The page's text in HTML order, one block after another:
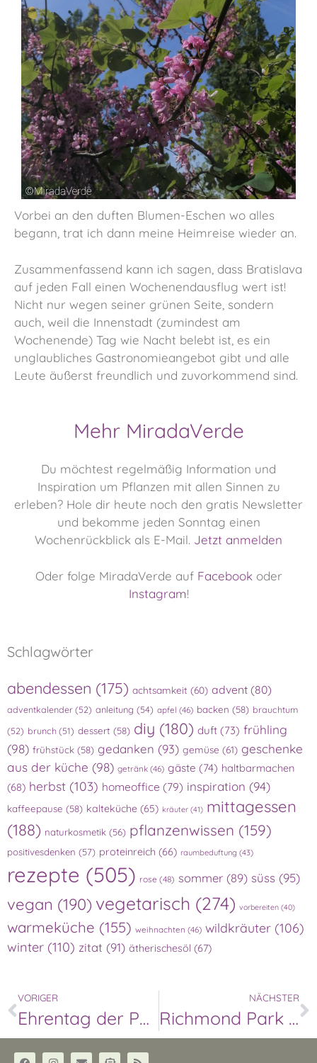
Vorbei an den duften Blumen-Eschen wo alles
begann, trat ich dann meine Heimreise wieder an.
Zusammenfassend kann ich sagen, dass Bratislava
auf jeden Fall einen Wochenendausflug wert ist!
Nicht nur wegen seiner grünen Seite, sondern
auch, weil die Innenstadt (zumindest am
Wochenende) Tag wie Nacht belebt ist, es ein
unglaubliches Gastronomieangebot gibt und alle
Leute äußerst freundlich und zuvorkommend sind.
Mehr MiradaVerde
Du möchtest regelmäßig Information und
Inspiration um Pflanzen mit allen Sinnen zu
erleben? Hole dir heute noch den gratis Newsletter
und bekomme jeden Sonntag einen
Wochenrückblick als E-Mail. Jetzt anmelden
Oder folge MiradaVerde auf Facebook oder
Instagram!
Schlagwörter
abendessen (175) achtsamkeit (60) advent (80)
adventkalender(52) anleitung (54) apfel (46) backen (58) brauchtum
(52) brunch(51) dessert (58) diy (180) duft (73) frühling
(98) frühstück (58) gedanken (93) gemüse (61) geschenke
aus der küche (98) getränk (46) gäste (74) haltbarmachen
(68) herbst (103) homeoffice (79) inspiration (94)
kaffeepause (58) kalteküche (65) kräuter (41) mittagessen
(188) naturkosmetik (56) pflanzenwissen (159)
positivesdenken (57) proteinreich (66) raumbeduftung (43)
rezepte (505) rose (48) sommer (89) süss (95)
vegan (190) vegetarisch (274) vorbereiten (40)
warmeküche (155) weihnachten (46) wildkräuter (106)
winter (110) zitat (91) ätherischesöl (67)
VORIGER
Ehrentag der Pflanzen
NÄCHSTER
Richmond Park & Isabella Plantation